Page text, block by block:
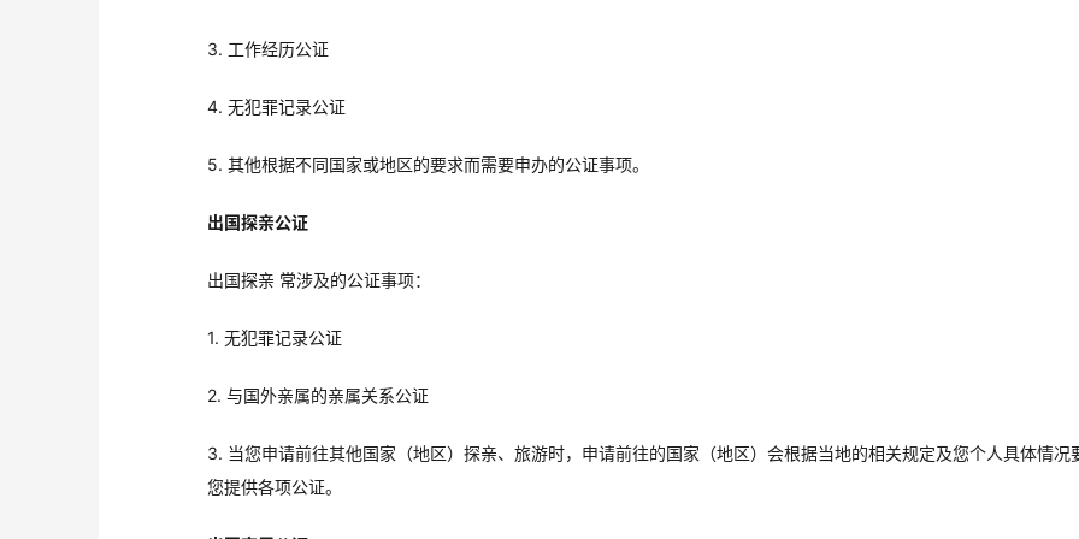
3. 工作经历公证
4. 无犯罪记录公证
5. 其他根据不同国家或地区的要求而需要申办的公证事项。
出国探亲公证
出国探亲 常涉及的公证事项：
1. 无犯罪记录公证
2. 与国外亲属的亲属关系公证
3. 当您申请前往其他国家（地区）探亲、旅游时，申请前往的国家（地区）会根据当地的相关规定及您个人具体情况
您提供各项公证。